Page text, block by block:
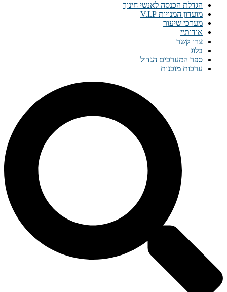
הגדלת הכנסה לאנשי חינוך
מועדון המנויות V.I.P
מערכי שיעור
אודותיי
צרו קשר
בלוג
ספר המערכים הגדול
ערכות מוכנות